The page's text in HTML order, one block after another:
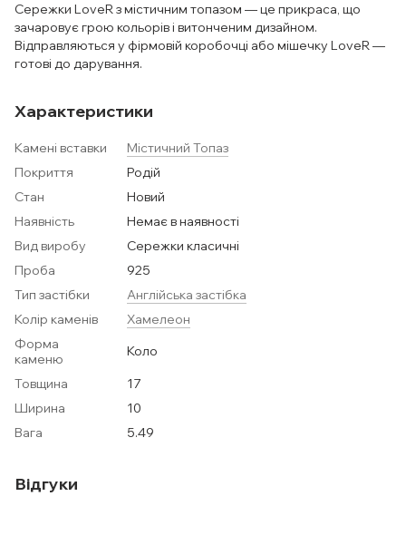
Сережки LoveR з містичним топазом — це прикраса, що
зачаровує грою кольорів і витонченим дизайном.
Відправляються у фірмовій коробочці або мішечку LoveR —
готові до дарування.
Характеристики
Камені вставки
Містичний Топаз
Покриття
Родій
Стан
Новий
Наявність
Немає в наявності
Вид виробу
Сережки класичні
Проба
925
Тип застібки
Англійська застібка
Колір каменів
Хамелеон
Форма
каменю
Коло
Товщина
17
Ширина
10
Вага
5.49
Відгуки